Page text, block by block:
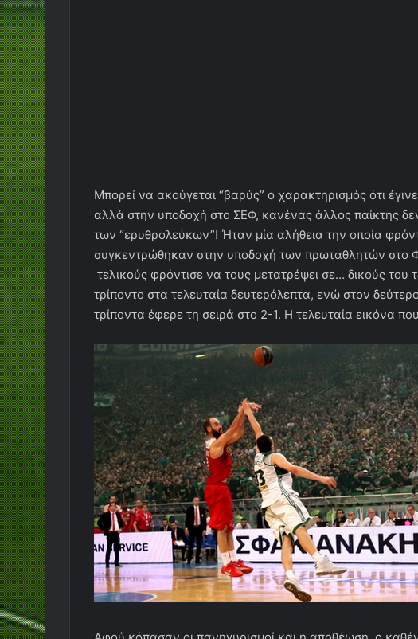
Μπορεί να ακούγεται “βαρύς” ο χαρακτηρισμός ότι
αλλά στην υποδοχή στο ΣΕΦ, κανένας άλλος παίκτης
των “ερυθρολεύκων”! Ήταν μία αλήθεια την οποία
συγκεντρώθηκαν στην υποδοχή των πρωταθλητών στο
τελικούς φρόντισε να τους μετατρέψει σε… δικούς
τρίποντο στα τελευταία δευτερόλεπτα, ενώ στον
τρίποντα έφερε τη σειρά στο 2-1. Η τελευταία εικόνα